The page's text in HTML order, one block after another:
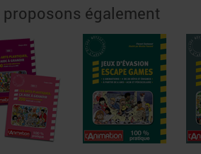
également